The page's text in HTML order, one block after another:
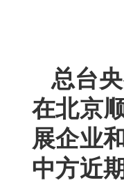
总台
在北京
展企业
中方近